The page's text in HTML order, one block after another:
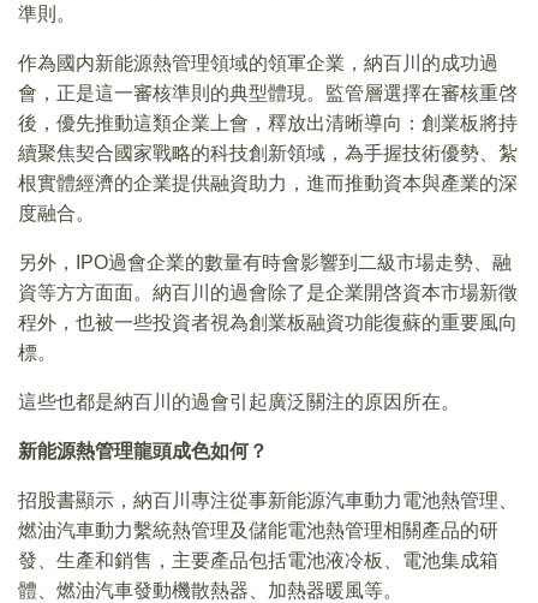
準則。
作為國内新能源熱管理領域的領軍企業，納百川的成功過
會，正是這一審核準則的典型體現。監管層選擇在審核重啓
後，優先推動這類企業上會，釋放出清晰導向：創業板將持
續聚焦契合國家戰略的科技創新領域，為手握技術優勢、紮
根實體經濟的企業提供融資助力，進而推動資本與產業的深
度融合。
另外，IPO過會企業的數量有時會影響到二級市場走勢、融
資等方方面面。納百川的過會除了是企業開啓資本市場新徵
程外，也被一些投資者視為創業板融資功能復蘇的重要風向
標。
這些也都是納百川的過會引起廣泛關注的原因所在。
新能源熱管理龍頭成色如何？
招股書顯示，納百川專注從事新能源汽車動力電池熱管理、
燃油汽車動力繫統熱管理及儲能電池熱管理相關產品的研
發、生產和銷售，主要產品包括電池液冷板、電池集成箱
體、燃油汽車發動機散熱器、加熱器暖風等。